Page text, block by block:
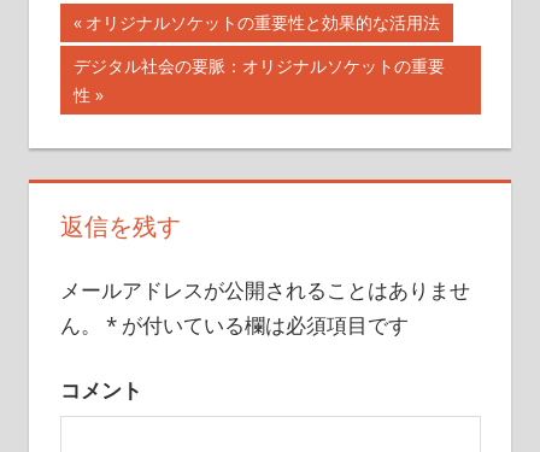
投
稿
ナ
ビ
ゲ
ー
シ
ョ
ン
前
の
記
事:
オリジナルソケットの重要性と効果的な活用法
次
の
事:
デジタル社会の要脈：オリジナルソケットの重要
性
返信を残す
メールアドレスが公開されることはありませ
ん。
*が付いている欄は必須項目です
コメント